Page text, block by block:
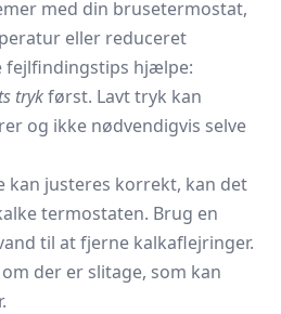
med din brusetermostat,
eller reduceret
fejlfindingstips hjælpe:
trykførst. Lavt tryk kan
og ikke nødvendigvis selve
kan justeres korrekt, kan det
termostaten. Brug en
til at fjerne kalkaflejringer.
der er slitage, som kan